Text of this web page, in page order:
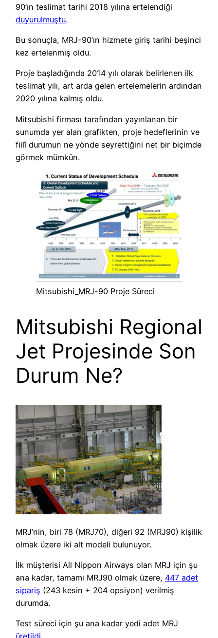
90’ın teslimat tarihi 2018 yılına ertelendiği
duyurulmuştu.
Bu sonuçla, MRJ-90’ın hizmete giriş tarihi beşinci
kez ertelenmiş oldu.
Proje başladığında 2014 yılı olarak belirlenen ilk
teslimat yılı, art arda gelen ertelemelerin ardından
2020 yılına kalmış oldu.
Mitsubishi firması tarafından yayınlanan bir
sunumda yer alan grafikten, proje hedeflerinin ve
fiilî durumun ne yönde seyrettiğini net bir biçimde
görmek mümkün.
Mitsubishi_MRJ-90 Proje Süreci
Mitsubishi Regional
Jet Projesinde Son
Durum Ne?
MRJ’nin, biri 78 (MRJ70), diğeri 92 (MRJ90) kişilik
olmak üzere iki alt modeli bulunuyor.
İlk müşterisi All Nippon Airways olan MRJ için şu
ana kadar, tamamı MRJ90 olmak üzere, 447 adet
sipariş (243 kesin + 204 opsiyon) verilmiş
durumda.
Test süreci için şu ana kadar yedi adet MRJ